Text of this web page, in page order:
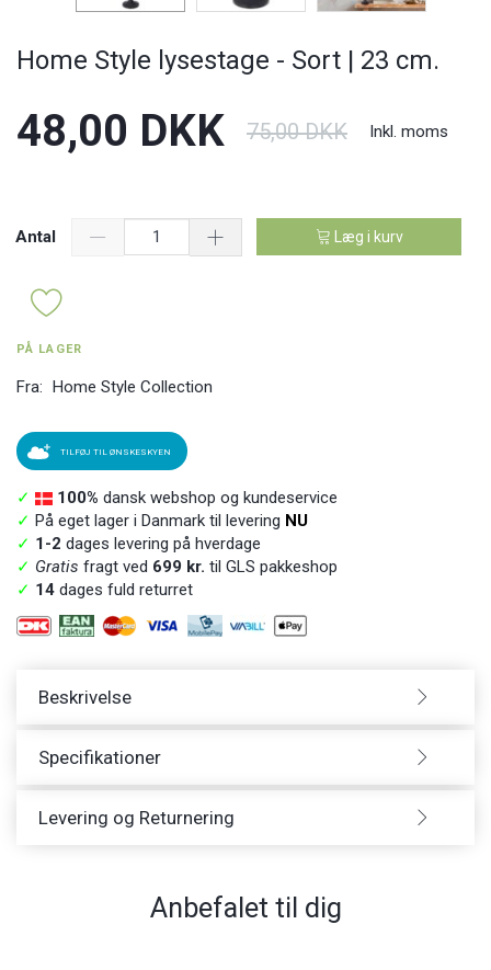
Home Style lysestage - Sort | 23 cm.
48,00 DKK 75,00 DKK Inkl. moms
Antal Læg i kurv
PÅ LAGER
Fra: Home Style Collection
TILFØJ TIL ØNSKESKYEN
✓ 100% dansk webshop og kundeservice
✓ På eget lager i Danmark til levering NU
✓ 1-2 dages levering på hverdage
✓ Gratis fragt ved 699 kr. til GLS pakkeshop
✓ 14 dages fuld returret
Beskrivelse
Specifikationer
Levering og Returnering
Anbefalet til dig